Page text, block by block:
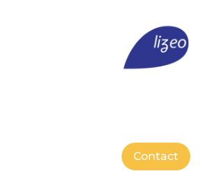
Contact